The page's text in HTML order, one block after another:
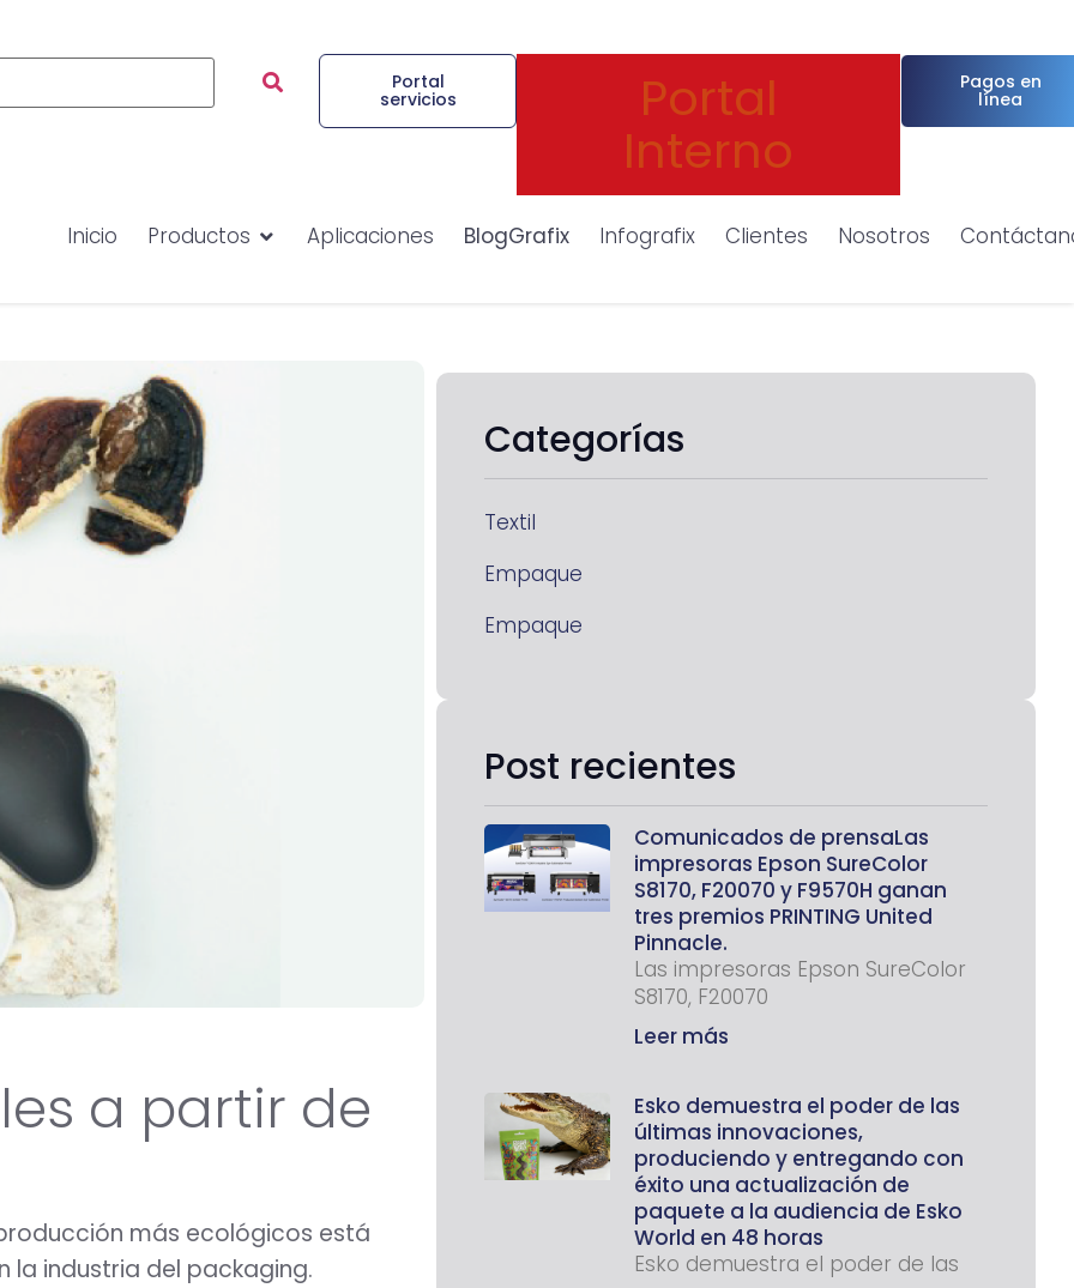
Portal
servicios Portal
Interno
Pagos en
línea
Inicio Productos Aplicaciones BlogGrafix Infografix Clientes Nosotros
a partir de
más ecológicos está
industria del packaging.
Categorías
Textil
Empaque
Empaque
Post recientes
Comunicados de prensaLas
impresoras Epson SureColor
S8170, F20070 y F9570H ganan
tres premios PRINTING United
Pinnacle.
Las impresoras Epson SureColor
S8170, F20070
Leer más
Esko demuestra el poder de las
últimas innovaciones,
produciendo y entregando con
éxito una actualización de
paquete a la audiencia de Esko
World en 48 horas
Esko demuestra el poder de las